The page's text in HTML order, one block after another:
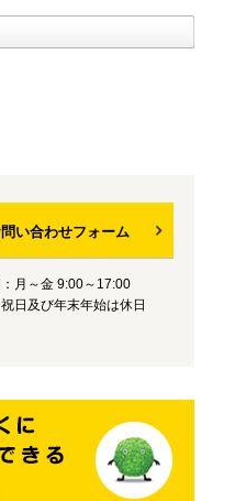
い合わせフォーム
月～金 9:00～17:00
日及び年末年始は休日